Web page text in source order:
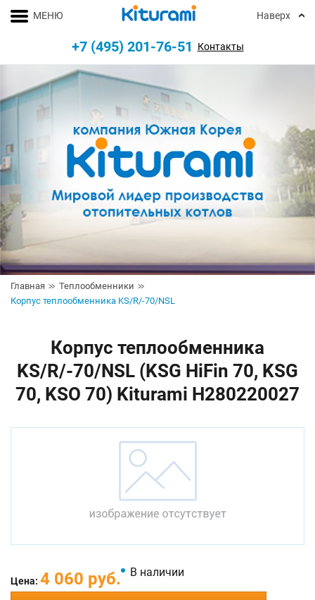
Главная
Теплообменники
Корпус теплообменника KS/R/-70/NSL
Корпус теплообменника
KS/R/-70/NSL (KSG HiFin 70, KSG
70, KSO 70) Kiturami H280220027
Цена: 4 060 руб. В наличии
МЕНЮ Наверх
+7 (495) 201-76-51 Контакты